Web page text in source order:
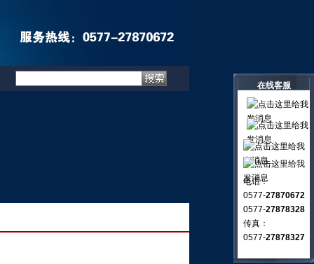
在线客服
电话：
0577-27870672
0577-27878328
传真：
0577-27878327